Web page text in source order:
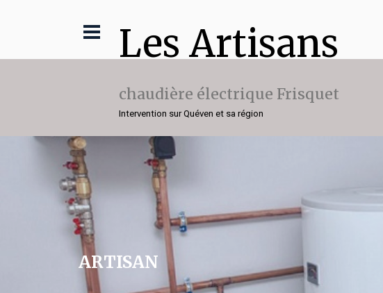
Les Artisans
chaudière électrique Frisquet
Intervention sur Quéven et sa région
ARTISAN